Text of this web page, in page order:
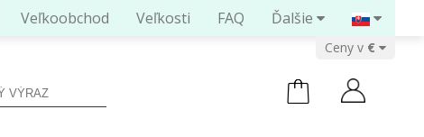
Veľkoobchod Veľkosti FAQ Ďalšie
Ceny v